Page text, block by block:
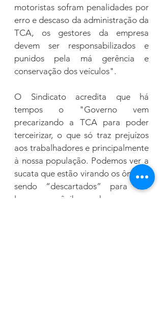
motoristas sofram penalidades por
erro e descaso da administração da
TCA, os gestores da empresa
devem ser responsabilizados e
punidos pela má gerência e
conservação dos veículos".
O Sindicato acredita que há
tempos o "Governo vem
precarizando a TCA para poder
terceirizar, o que só traz prejuízos
aos trabalhadores e principalmente
à nossa população. Podemos ver a
sucata que estão virando os ônibus,
sendo “descartados” para dar
lugar a ônibus de empresa